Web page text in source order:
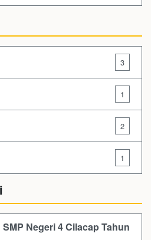
3
1
2
1
Negeri 4 Cilacap Tahun